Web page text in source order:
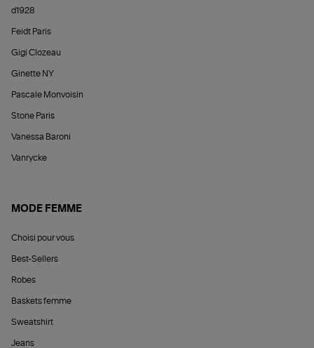
d1928
Feidt Paris
Gigi Clozeau
Ginette NY
Pascale Monvoisin
Stone Paris
Vanessa Baroni
Vanrycke
MODE FEMME
Choisi pour vous
Best-Sellers
Robes
Baskets femme
Sweatshirt
Jeans